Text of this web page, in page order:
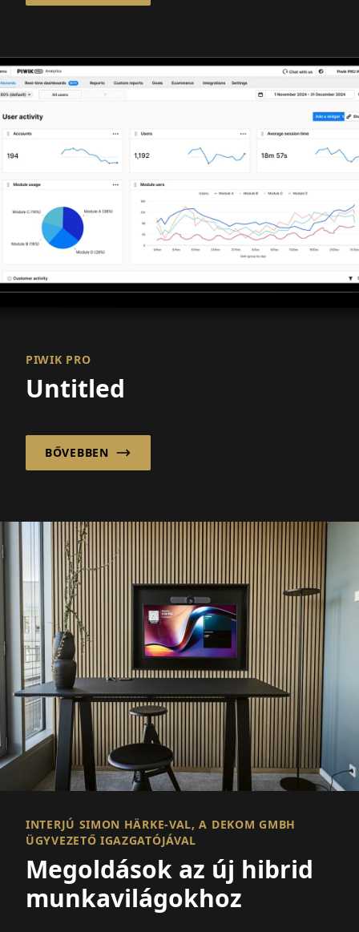
PIWIK PRO
Untitled
BŐVEBBEN
INTERJÚ SIMON HÄRKE-VAL, A DEKOM GMBH
ÜGYVEZETŐ IGAZGATÓJÁVAL
Megoldások az új hibrid
munkavilágokhoz